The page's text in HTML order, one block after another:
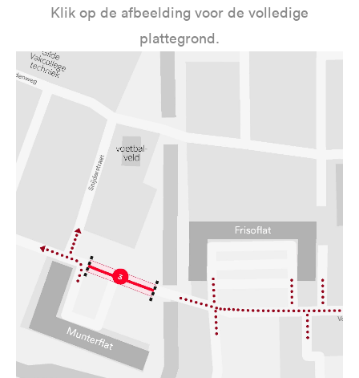
Klik op de afbeelding voor de volledige
plattegrond.